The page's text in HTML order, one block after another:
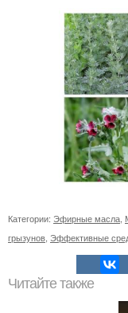
Категории: Эфирные масла
грызунов Эффективные
Читайте также